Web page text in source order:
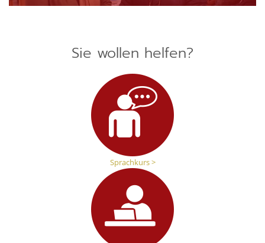
Sie wollen helfen?
Sprachkurs >